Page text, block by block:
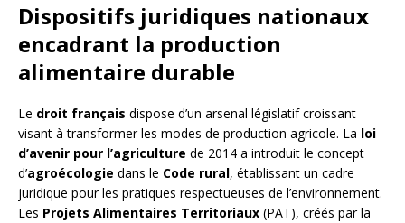
Dispositifs juridiques nationaux
encadrant la production
alimentaire durable
Le droit français dispose d’un arsenal législatif croissant
visant à transformer les modes de production agricole. La loi
d’avenir pour l’agriculture de 2014 a introduit le concept
d’agroécologie dans le Code rural, établissant un cadre
juridique pour les pratiques respectueuses de l’environnement.
Les Projets Alimentaires Territoriaux (PAT), créés par la